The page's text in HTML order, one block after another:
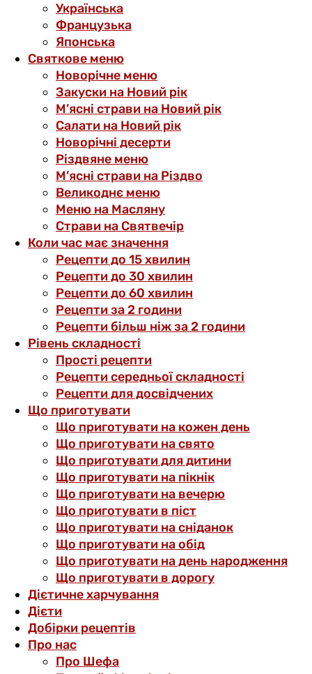
Українська
Французька
Японська
Святкове меню
Новорічне меню
Закуски на Новий рік
М’ясні страви на Новий рік
Салати на Новий рік
Новорічні десерти
Різдвяне меню
М’ясні страви на Різдво
Великоднє меню
Меню на Масляну
Страви на Святвечір
Коли час має значення
Рецепти до 15 хвилин
Рецепти до 30 хвилин
Рецепти до 60 хвилин
Рецепти за 2 години
Рецепти більш ніж за 2 години
Рівень складності
Прості рецепти
Рецепти середньої складності
Рецепти для досвідчених
Що приготувати
Що приготувати на кожен день
Що приготувати на свято
Що приготувати для дитини
Що приготувати на пікнік
Що приготувати на вечерю
Що приготувати в піст
Що приготувати на сніданок
Що приготувати на обід
Що приготувати на день народження
Що приготувати в дорогу
Дієтичне харчування
Дієти
Добірки рецептів
Про нас
Про Шефа